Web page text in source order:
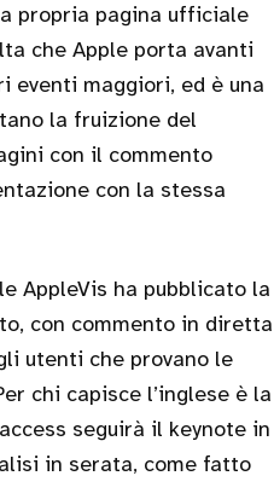
propria pagina ufficiale
che Apple porta avanti
eventi maggiori, ed è una
la fruizione del
con il commento
con la stessa
AppleVis ha pubblicato la
con commento in diretta
utenti che provano le
chi capisce l’inglese è la
seguirà il keynote in
in serata, come fatto